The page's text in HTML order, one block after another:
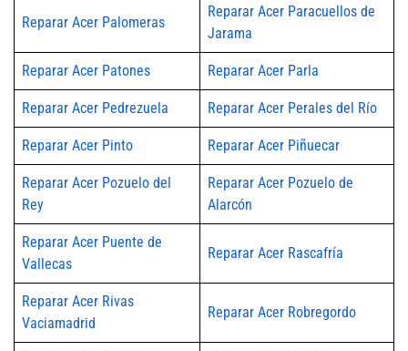
Reparar Acer Palomeras
Reparar Acer Paracuellos de
Jarama
Reparar Acer Patones Reparar Acer Parla
Reparar Acer Pedrezuela Reparar Acer Perales del Río
Reparar Acer Pinto Reparar Acer Piñuecar
Reparar Acer Pozuelo del
Rey
Reparar Acer Pozuelo de
Alarcón
Reparar Acer Puente de
Vallecas
Reparar Acer Rascafría
Reparar Acer Rivas
Vaciamadrid
Reparar Acer Robregordo